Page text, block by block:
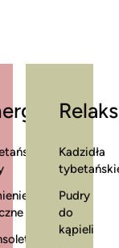
Relaks
Kadzidła
Pudry
do
kąpieli